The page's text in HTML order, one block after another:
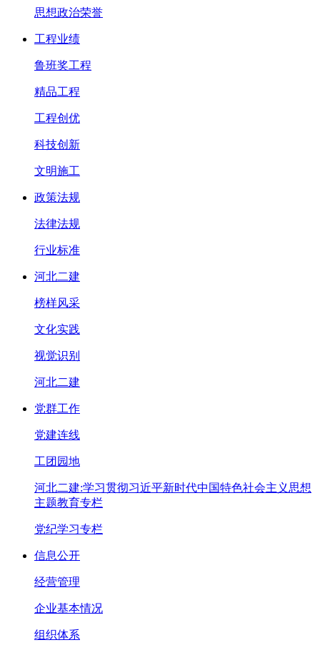
思想政治荣誉
工程业绩
鲁班奖工程
精品工程
工程创优
科技创新
文明施工
政策法规
法律法规
行业标准
河北二建
榜样风采
文化实践
视觉识别
河北二建
党群工作
党建连线
工团园地
河北二建:学习贯彻习近平新时代中国特色社会主义思想
主题教育专栏
党纪学习专栏
信息公开
经营管理
企业基本情况
组织体系